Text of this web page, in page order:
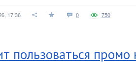
17:36 0 750
пользоваться